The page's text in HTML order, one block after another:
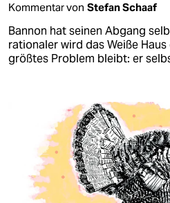
Kommentar von Stefan Schaaf
Bannon hat seinen Abgang
rationaler wird das Weiße
größtes Problem bleibt: er